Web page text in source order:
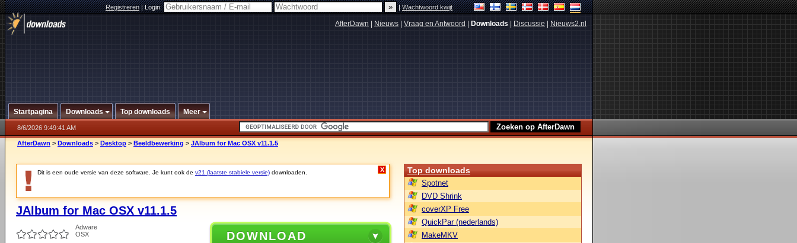
Registreren|Login: |Wachtwoord kwijt
AfterDawn Nieuws Vraag en Antwoord Downloads Discussie Nieuws2.nl
Startpagina Downloads Top downloads Meer
8/6/2026 9:49:41 AM
AfterDawn > Downloads > Desktop > Beeldbewerking > JAlbum for Mac OSX v11.1.5
Dit is een oude versie van deze software. Je kunt ook de v21 (laatste stabiele versie) downloaden. X
JAlbum for Mac OSX v11.1.5
Adware
OSX
DOWNLOAD
Top downloads
Spotnet
DVD Shrink
coverXP Free
QuickPar (nederlands)
MakeMKV